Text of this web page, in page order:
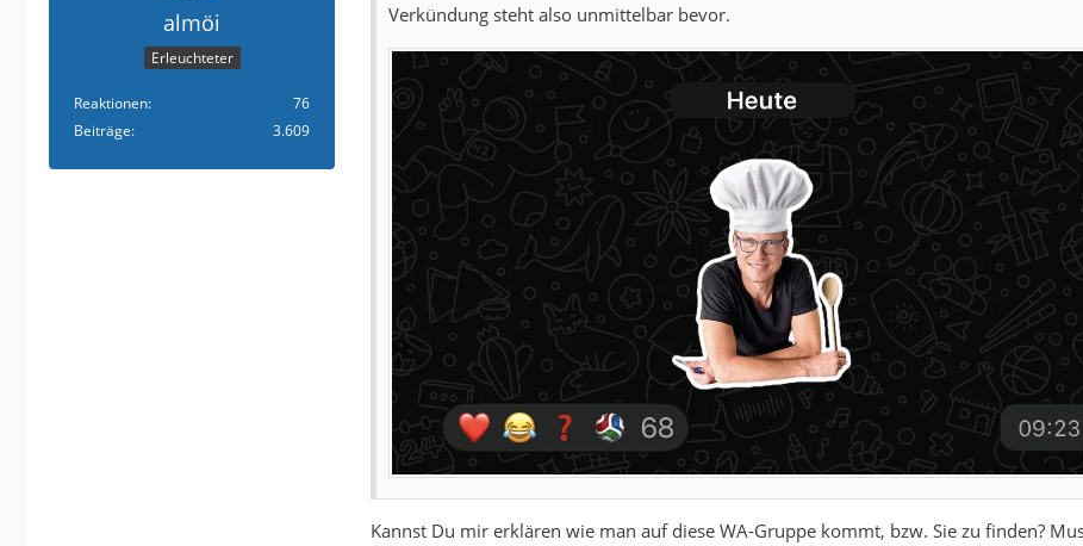
almöi
Erleuchteter
Reaktionen
76
Beiträge
3.609
Verkündung steht also unmittelbar bevor.
Kannst Du mir erklären wie man auf diese WA-Gruppe kommt, bzw. Sie zu finden?